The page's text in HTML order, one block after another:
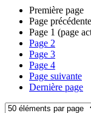
Première page
Page précédente
Page 1 (page
Page 2
Page 3
Page 4
Page suivante
Dernière page